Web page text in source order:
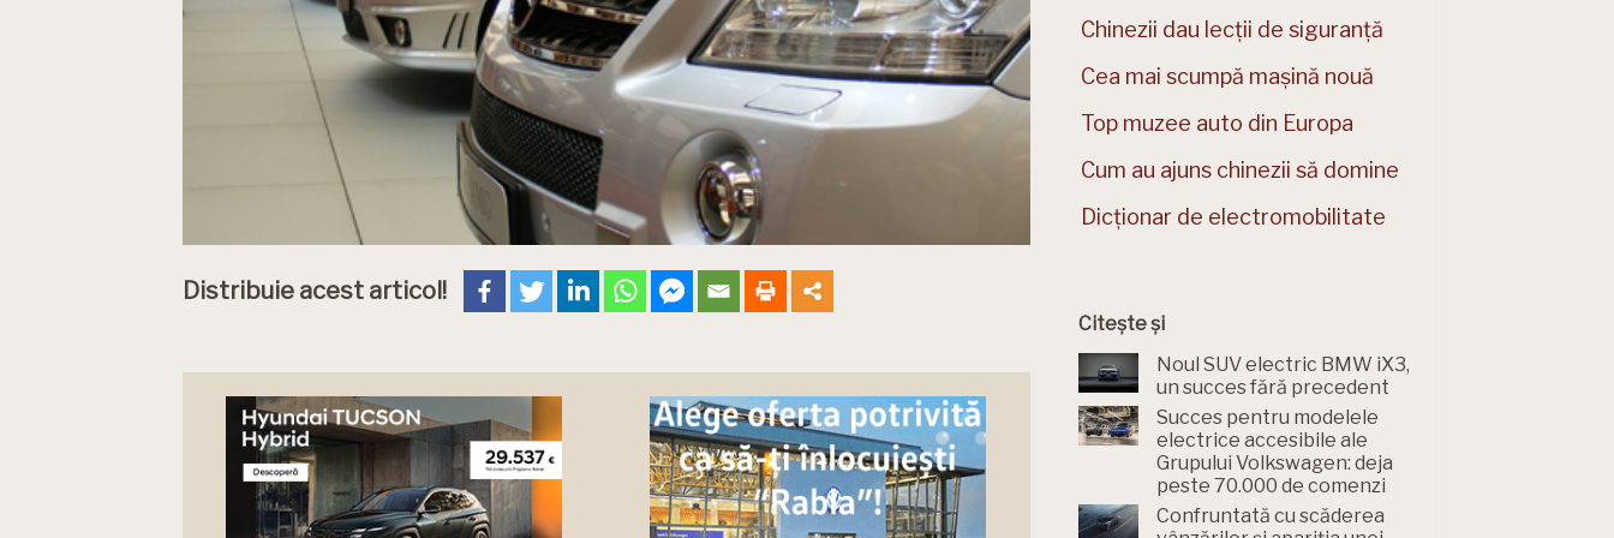
Distribuie acest articol!
Chinezii dau lecții de siguranță
Cea mai scumpă mașină nouă
Top muzee auto din Europa
Cum au ajuns chinezii să domine
Dicționar de electromobilitate
Citește și
Noul SUV electric BMW iX3,
un succes fără precedent
Succes pentru modelele
electrice accesibile ale
Grupului Volkswagen: deja
peste 70.000 de comenzi
Confruntată cu scăderea